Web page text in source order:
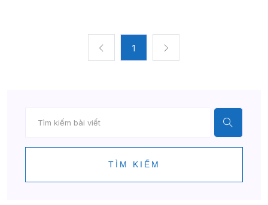
1
TÌM KIẾM